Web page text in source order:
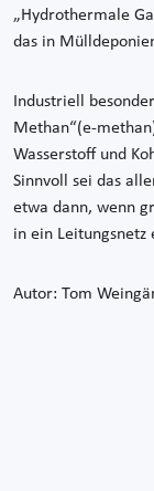
„Hydrothermale
das in
Industriell
Methan“(e-
Wasserstoff und
Sinnvoll sei das
etwa dann, wenn
in ein Leitungsnetz
Autor: Tom